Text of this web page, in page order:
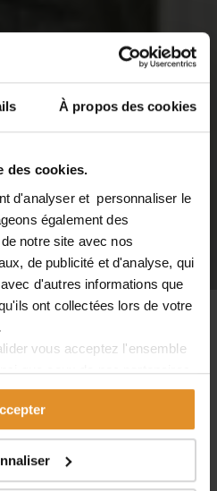
À propos des cookies
des cookies.
d'analyser et personnaliser le
également des
notre site avec nos
de publicité et d'analyse, qui
d'autres informations que
ont collectées lors de votre
vous acceptez l'ensemble
que ceux de nos partenaires.
les catégories de cookies
sur le lien
D’UN
À PARIS
de la
à Parisdans le 6ème
est typiquement parisien
parquet, moulures, cheminées.